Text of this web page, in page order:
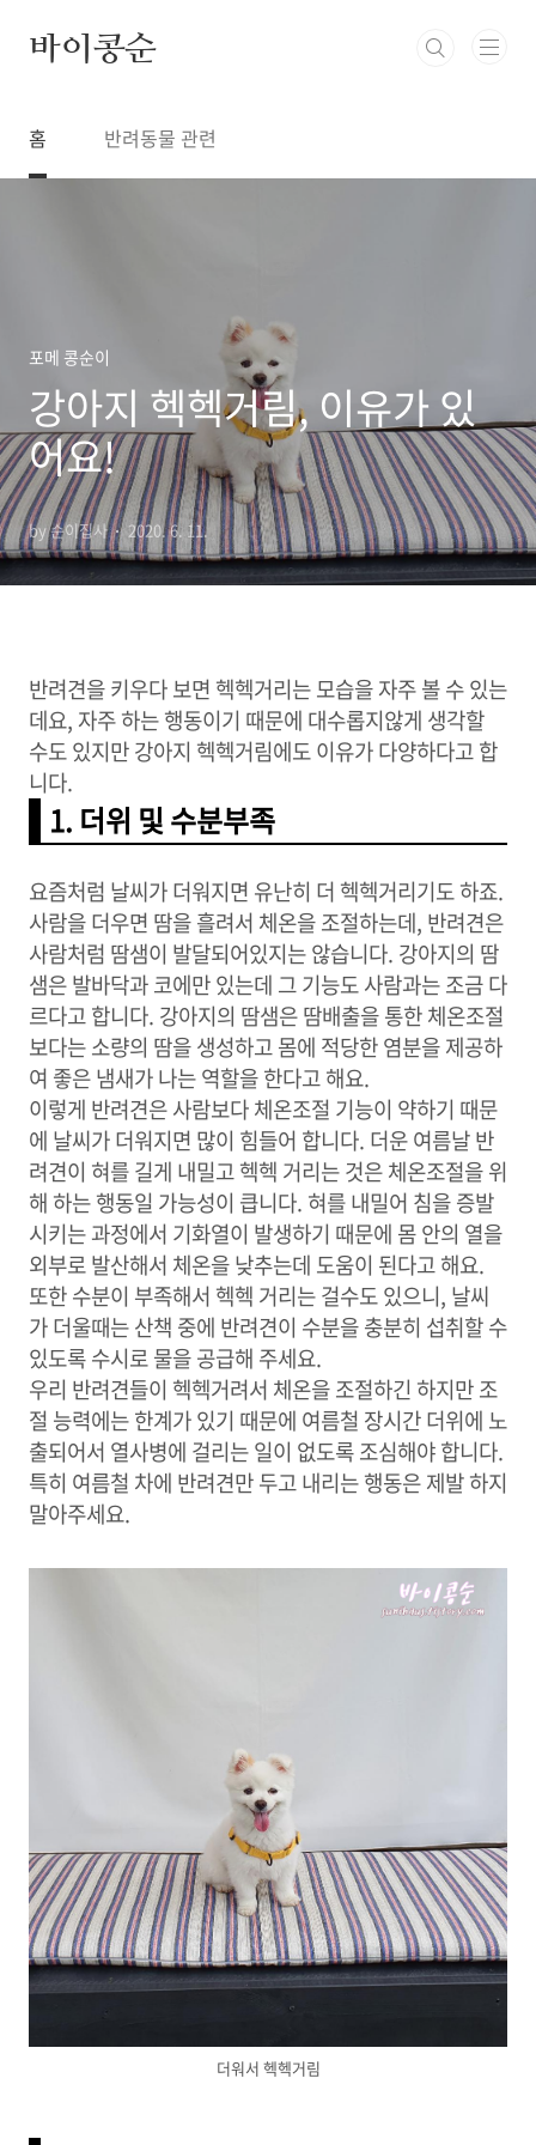
바이콩순
홈 반려동물 관련
포메 콩순이
강아지 헥헥거림, 이유가 있
어요!
by 순이집사 2020. 6. 11.
반려견을 키우다 보면 헥헥거리는 모습을 자주 볼 수 있는
데요, 자주 하는 행동이기 때문에 대수롭지않게 생각할
수도 있지만 강아지 헥헥거림에도 이유가 다양하다고 합
니다.
1. 더위 및 수분부족
요즘처럼 날씨가 더워지면 유난히 더 헥헥거리기도 하죠.
사람을 더우면 땀을 흘려서 체온을 조절하는데, 반려견은
사람처럼 땀샘이 발달되어있지는 않습니다. 강아지의 땀
샘은 발바닥과 코에만 있는데 그 기능도 사람과는 조금 다
르다고 합니다. 강아지의 땀샘은 땀배출을 통한 체온조절
보다는 소량의 땀을 생성하고 몸에 적당한 염분을 제공하
여 좋은 냄새가 나는 역할을 한다고 해요.
이렇게 반려견은 사람보다 체온조절 기능이 약하기 때문
에 날씨가 더워지면 많이 힘들어 합니다. 더운 여름날 반
려견이 혀를 길게 내밀고 헥헥 거리는 것은 체온조절을 위
해 하는 행동일 가능성이 큽니다. 혀를 내밀어 침을 증발
시키는 과정에서 기화열이 발생하기 때문에 몸 안의 열을
외부로 발산해서 체온을 낮추는데 도움이 된다고 해요.
또한 수분이 부족해서 헥헥 거리는 걸수도 있으니, 날씨
가 더울때는 산책 중에 반려견이 수분을 충분히 섭취할 수
있도록 수시로 물을 공급해 주세요.
우리 반려견들이 헥헥거려서 체온을 조절하긴 하지만 조
절 능력에는 한계가 있기 때문에 여름철 장시간 더위에 노
출되어서 열사병에 걸리는 일이 없도록 조심해야 합니다.
특히 여름철 차에 반려견만 두고 내리는 행동은 제발 하지
말아주세요.
더워서 헥헥거림